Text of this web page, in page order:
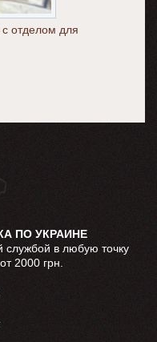
отделом для
ПО УКРАИНЕ
службой в любую точку
2000 грн.